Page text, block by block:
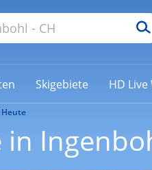
Skigebiete HD Live
Heute
in